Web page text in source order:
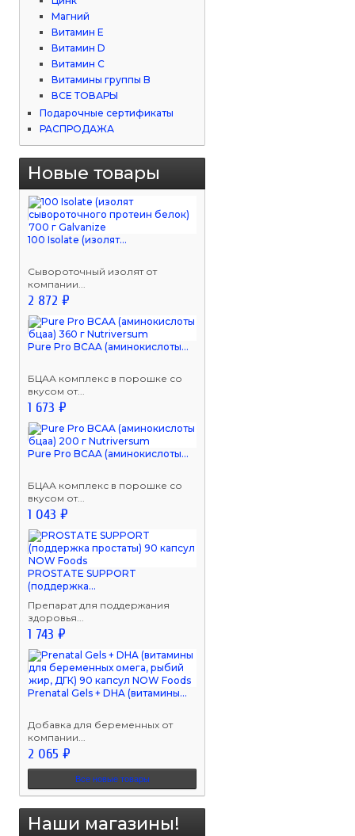
Магний
Витамин Е
Витамин D
Витамин С
Витамины группы B
ВСЕ ТОВАРЫ
Подарочные сертификаты
РАСПРОДАЖА
Новые товары
100 Isolate (изолят...
Сывороточный изолят от
компании...
2 872 ₽
Pure Pro BCAA (аминокислоты...
БЦАА комплекс в порошке со
вкусом от...
1 673 ₽
Pure Pro BCAA (аминокислоты...
БЦАА комплекс в порошке со
вкусом от...
1 043 ₽
PROSTATE SUPPORT
(поддержка...
Препарат для поддержания
здоровья...
1 743 ₽
Prenatal Gels + DHA (витамины...
Добавка для беременных от
компании...
2 065 ₽
Все новые товары
Наши магазины!